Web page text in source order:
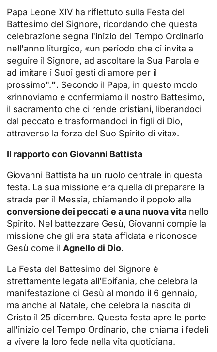
Papa Leone XIV ha riflettuto sulla Festa del
Battesimo del Signore, ricordando che questa
celebrazione segna l'inizio del Tempo Ordinario
nell'anno liturgico, «un periodo che ci invita a
seguire il Signore, ad ascoltare la Sua Parola e
ad imitare i Suoi gesti di amore per il
prossimo".". Secondo il Papa, in questo modo
«rinnoviamo e confermiamo il nostro Battesimo,
il sacramento che ci rende cristiani, liberandoci
dal peccato e trasformandoci in figli di Dio,
attraverso la forza del Suo Spirito di vita».
Il rapporto con Giovanni Battista
Giovanni Battista ha un ruolo centrale in questa
festa. La sua missione era quella di preparare la
strada per il Messia, chiamando il popolo alla
conversione dei peccati e a una nuova vita nello
Spirito. Nel battezzare Gesù, Giovanni compie la
missione che gli era stata affidata e riconosce
Gesù come il Agnello di Dio.
La Festa del Battesimo del Signore è
strettamente legata all'Epifania, che celebra la
manifestazione di Gesù al mondo il 6 gennaio,
ma anche al Natale, che celebra la nascita di
Cristo il 25 dicembre. Questa festa apre le porte
all'inizio del Tempo Ordinario, che chiama i fedeli
a vivere la loro fede nella vita quotidiana.